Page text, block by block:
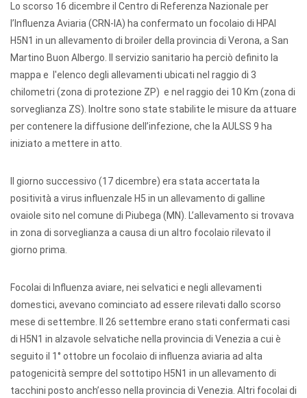
Lo scorso 16 dicembre il Centro di Referenza Nazionale per
l’Influenza Aviaria (CRN-IA) ha confermato un focolaio di HPAI
H5N1 in un allevamento di broiler della provincia di Verona, a San
Martino Buon Albergo. Il servizio sanitario ha perciò definito la
mappa e l'elenco degli allevamenti ubicati nel raggio di 3
chilometri (zona di protezione ZP) e nel raggio dei 10 Km (zona di
sorveglianza ZS). Inoltre sono state stabilite le misure da attuare
per contenere la diffusione dell’infezione, che la AULSS 9 ha
iniziato a mettere in atto.
Il giorno successivo (17 dicembre) era stata accertata la
positività a virus influenzale H5 in un allevamento di galline
ovaiole sito nel comune di Piubega (MN). L’allevamento si trovava
in zona di sorveglianza a causa di un altro focolaio rilevato il
giorno prima.
Focolai di Influenza aviare, nei selvatici e negli allevamenti
domestici, avevano cominciato ad essere rilevati dallo scorso
mese di settembre. Il 26 settembre erano stati confermati casi
di H5N1 in alzavole selvatiche nella provincia di Venezia a cui è
seguito il 1° ottobre un focolaio di influenza aviaria ad alta
patogenicità sempre del sottotipo H5N1 in un allevamento di
tacchini posto anch’esso nella provincia di Venezia. Altri focolai di